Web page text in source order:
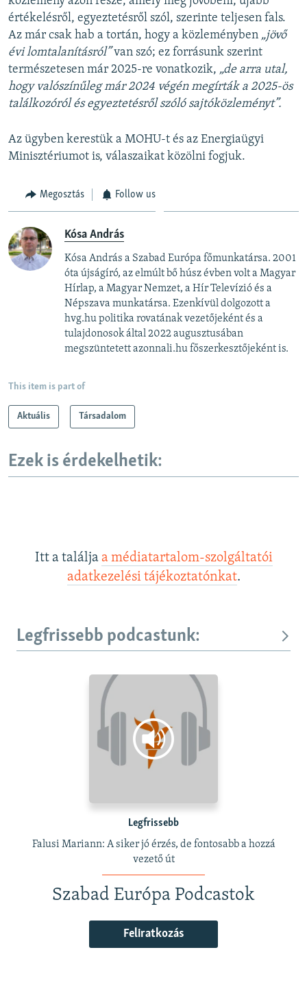
értékelésről, egyeztetésről szól, szerinte teljesen fals.
Az már csak hab a tortán, hogy a közleményben „jövő
évi lomtalanításról”van szó; ez forrásunk szerint
természetesen már 2025-re vonatkozik, „de arra utal,
hogy valószínűleg már 2024 végén megírták a 2025-ös
találkozóról és egyeztetésről szóló sajtóközleményt”.
Az ügyben kerestük a MOHU-t és az Energiaügyi
Minisztériumot is, válaszaikat közölni fogjuk.
Megosztás Follow us
Kósa András
Kósa András a Szabad Európa főmunkatársa. 2001
óta újságíró, az elmúlt bő húsz évben volt a Magyar
Hírlap, a Magyar Nemzet, a Hír Televízió és a
Népszava munkatársa. Ezenkívül dolgozott a
hvg.hu politika rovatának vezetőjeként és a
tulajdonosok által 2022 augusztusában
megszüntetett azonnali.hu főszerkesztőjeként is.
This item is part of
Aktuális Társadalom
Ezek is érdekelhetik:
Itt a találja a médiatartalom-szolgáltatói
adatkezelési tájékoztatónkat.
Legfrissebb podcastunk:
Legfrissebb
Falusi Mariann: A siker jó érzés, de fontosabb a hozzá
vezető út
Szabad Európa Podcastok
Feliratkozás